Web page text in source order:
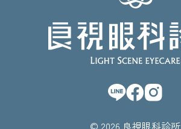
© 2026 良視眼科診所